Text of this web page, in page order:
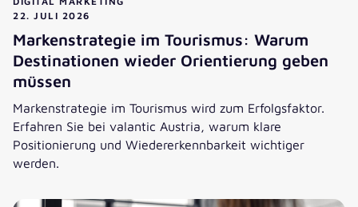
22. JULI 2026
Markenstrategie im Tourismus: Warum
Destinationen wieder Orientierung geben
müssen
Markenstrategie im Tourismus wird zum Erfolgsfaktor.
Erfahren Sie bei valantic Austria, warum klare
Positionierung und Wiedererkennbarkeit wichtiger
werden.